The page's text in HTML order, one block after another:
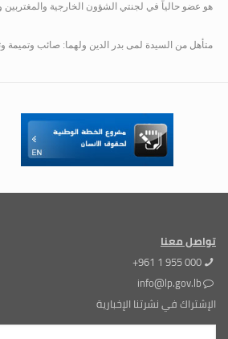
هو عضو حالياً في لجنتي الشؤون الخارجية والمغتربين
متأهل من السيدة لمى بدر الدين ولهما: صائب وتميمة
تواصل معنا
+961 1 955 000
info@lp.gov.lb
الإشتراك في نشرتنا الإخبارية